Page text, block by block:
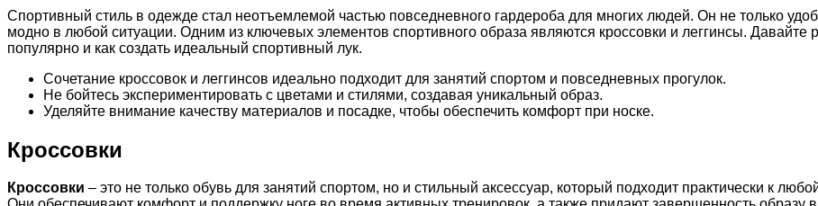
Спортивный стиль в одежде стал неотъемлемой частью повседневного гардероба для многих людей. Он не только
модно в любой ситуации. Одним из ключевых элементов спортивного образа являются кроссовки и леггинсы. Давайте
популярно и как создать идеальный спортивный лук.
Сочетание кроссовок и леггинсов идеально подходит для занятий спортом и повседневных прогулок.
Не бойтесь экспериментировать с цветами и стилями, создавая уникальный образ.
Уделяйте внимание качеству материалов и посадке, чтобы обеспечить комфорт при носке.
Кроссовки
Кроссовки – это не только обувь для занятий спортом, но и стильный аксессуар, который подходит практически к